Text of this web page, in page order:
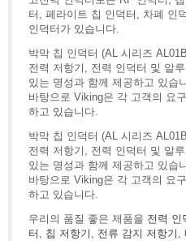
터, 페라이트 칩 인덕터, 차폐 인
인덕터가 있습니다.
박막 칩 인덕터 (AL 시리즈
전력 저항기, 전력 인덕터 및 알
있는 명성과 함께 제공하고 있습
바탕으로 Viking은 각 고객의 요
하고 있습니다.
박막 칩 인덕터 (AL 시리즈
전력 저항기, 전력 인덕터 및 알
있는 명성과 함께 제공하고 있습
바탕으로 Viking은 각 고객의 요
하고 있습니다.
우리의 품질 좋은 제품을 전력 인
터 , 칩 저항기 , 전류 감지 저항기 ,